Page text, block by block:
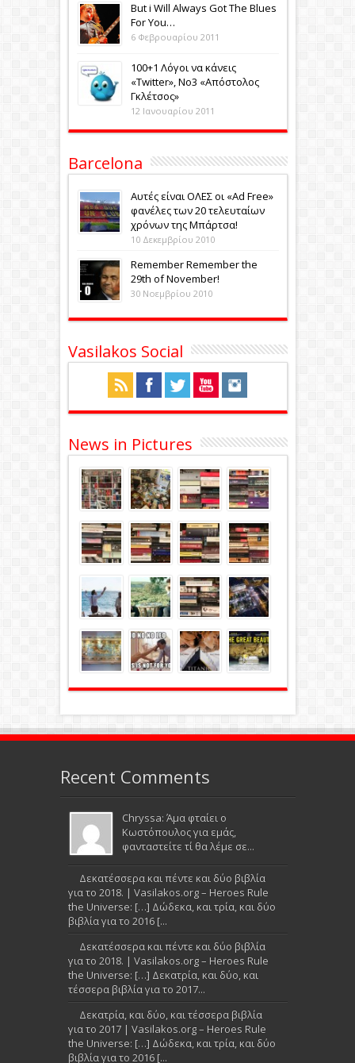
Βut i Will Always Got The Blues
For You…
6 Φεβρουαρίου 2011
100+1 Λόγοι να κάνεις
«Twitter», No3 «Aπόστολος
Γκλέτσος»
12 Ιανουαρίου 2011
Barcelona
Αυτές είναι ΟΛΕΣ οι «Ad Free»
φανέλες των 20 τελευταίων
χρόνων της Μπάρτσα!
10 Δεκεμβρίου 2010
Remember Remember the
29th of November!
30 Νοεμβρίου 2010
Vasilakos Social
News in Pictures
Recent Comments
Chryssa: Άμα φταίει ο
Κωστόπουλος για εμάς,
φανταστείτε τί θα λέμε σε...
Δεκατέσσερα και πέντε και δύο βιβλία
για το 2018. | Vasilakos.org – Heroes Rule
the Universe: […] Δώδεκα, και τρία, και δύο
βιβλία για το 2016 [...
Δεκατέσσερα και πέντε και δύο βιβλία
για το 2018. | Vasilakos.org – Heroes Rule
the Universe: […] Δεκατρία, και δύο, και
τέσσερα βιβλία για το 2017...
Δεκατρία, και δύο, και τέσσερα βιβλία
για το 2017 | Vasilakos.org – Heroes Rule
the Universe: […] Δώδεκα, και τρία, και δύο
βιβλία για το 2016 [...